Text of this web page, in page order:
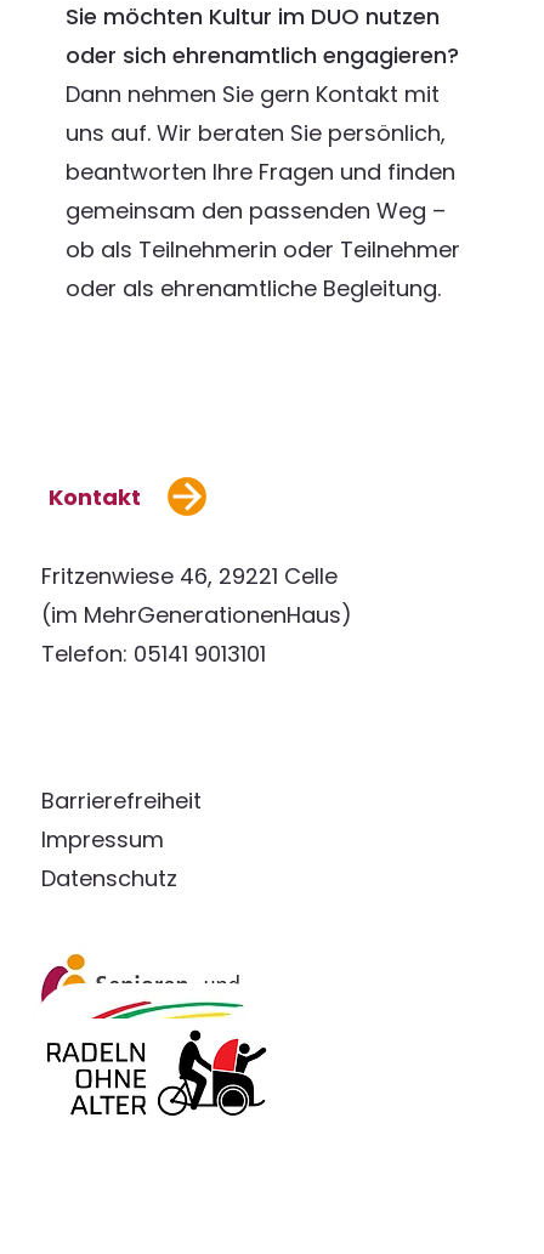
Sie möchten Kultur im DUO nutzen
oder sich ehrenamtlich engagieren?
Dann nehmen Sie gern Kontakt mit
uns auf. Wir beraten Sie persönlich,
beantworten Ihre Fragen und finden
gemeinsam den passenden Weg –
ob als Teilnehmerin oder Teilnehmer
oder als ehrenamtliche Begleitung.
Kontakt
Fritzenwiese 46, 29221 Celle
(im MehrGenerationenHaus)
Telefon: 05141 9013101
Barrierefreiheit
Impressum
Datenschutz